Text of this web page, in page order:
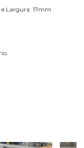
Largura: 17mm